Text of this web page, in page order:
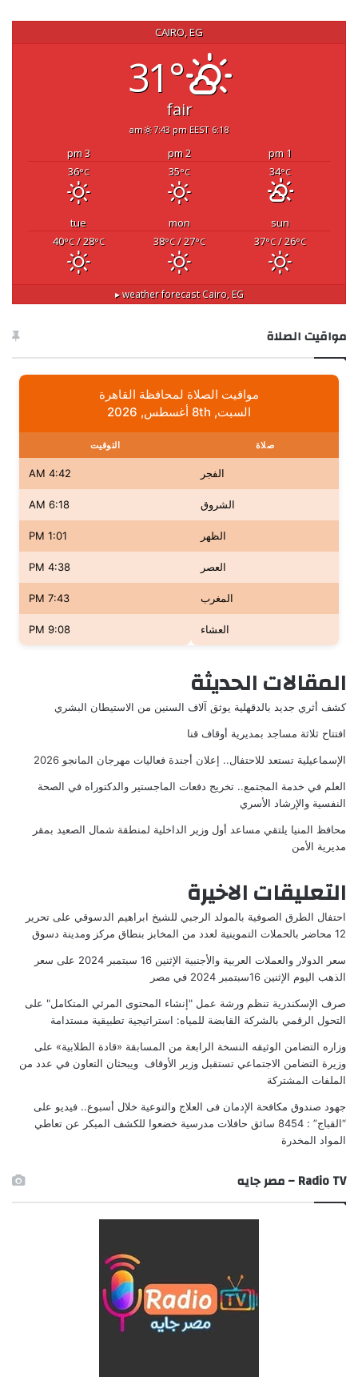
CAIRO, EG
31°
fair
6:18 am
7:43 pm EEST
1 pm
2 pm
3 pm
34°C
35°C
36°C
sun
mon
tue
37°C/ 26°C
38°C/ 27°C
40°C/ 28°C
Cairo, EG
weather forecast ▸
مواقيت الصلاة
مواقيت الصلاة لمحافظة القاهرة
السبت, 8th أغسطس, 2026
صلاة التوقيت
الفجر 4:42 AM
الشروق 6:18 AM
الظهر 1:01 PM
العصر 4:38 PM
المغرب 7:43 PM
العشاء 9:08 PM
المقالات الحديثة
كشف أثري جديد بالدقهلية يوثق آلاف السنين من الاستيطان البشري
افتتاح ثلاثة مساجد بمديرية أوقاف قنا
الإسماعيلية تستعد للاحتفال.. إعلان أجندة فعاليات مهرجان المانجو 2026
العلم في خدمة المجتمع.. تخريج دفعات الماجستير والدكتوراه في الصحة
النفسية والإرشاد الأسري
محافظ المنيا يلتقي مساعد أول وزير الداخلية لمنطقة شمال الصعيد بمقر
مديرية الأمن
التعليقات الاخيرة
احتفال الطرق الصوفية بالمولد الرجبي للشيخ ابراهيم الدسوقي على تحرير
12 محاضر بالحملات التموينية لعدد من المخابز بنطاق مركز ومدينة دسوق
سعر الدولار والعملات العربية والأجنبية الإثنين 16 سبتمبر 2024 على سعر
الذهب اليوم الإثنين 16سبتمبر 2024 في مصر
صرف الإسكندرية تنظم ورشة عمل "إنشاء المحتوى المرئي المتكامل" على
التحول الرقمي بالشركة القابضة للمياه: استراتيجية تطبيقية مستدامة
وزاره التضامن الوثيقه النسخة الرابعة من المسابقة «قادة الطلابية» على
وزيرة التضامن الاجتماعي تستقبل وزير الأوقاف ويبحثان التعاون في عدد من
الملفات المشتركة
جهود صندوق مكافحة الإدمان فى العلاج والتوعية خلال أسبوع.. فيديو على
“القباج” : 8454 سائق حافلات مدرسية خضعوا للكشف المبكر عن تعاطي
المواد المخدرة
Radio TV – مصر جايه